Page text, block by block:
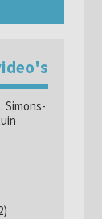
Simons-